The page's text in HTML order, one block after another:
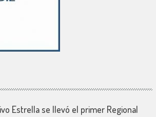
Estrella se llevó el primer Regional